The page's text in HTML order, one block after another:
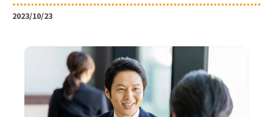
2023/10/23